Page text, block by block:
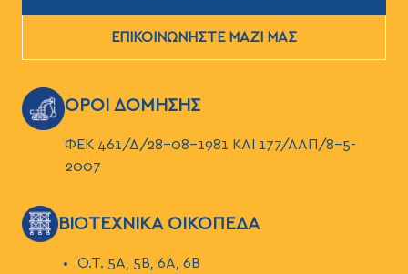
ΕΠΙΚΟΙΝΩΝΗΣΤΕ ΜΑΖΙ ΜΑΣ
ΕΙΚΟΝΑΟΡΟΙ ΔΟΜΗΣΗΣ
ΦΕΚ 461/Δ/28-08-1981 ΚΑΙ 177/ΑΑΠ/8-5-
2007
ΕΙΚΟΝΑΒΙΟΤΕΧΝΙΚΑ ΟΙΚΟΠΕΔΑ
Ο.Τ. 5Α, 5Β, 6Α, 6Β